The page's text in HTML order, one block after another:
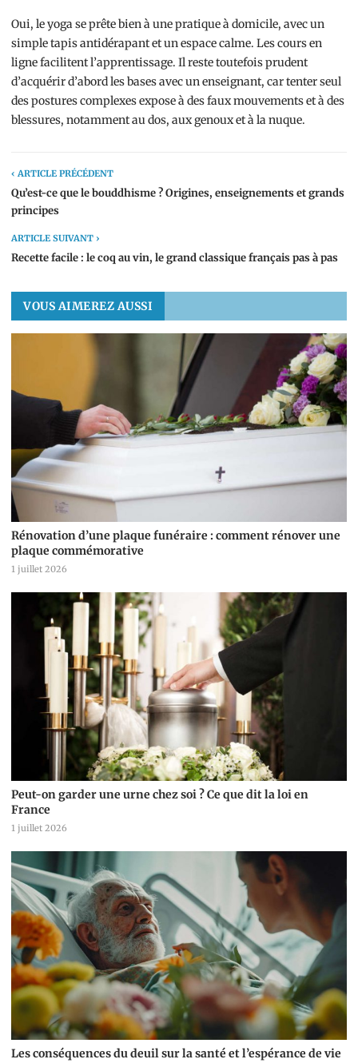
Oui, le yoga se prête bien à une pratique à domicile, avec un
simple tapis antidérapant et un espace calme. Les cours en
ligne facilitent l’apprentissage. Il reste toutefois prudent
d’acquérir d’abord les bases avec un enseignant, car tenter seul
des postures complexes expose à des faux mouvements et à des
blessures, notamment au dos, aux genoux et à la nuque.
‹ ARTICLE PRÉCÉDENT
Qu’est-ce que le bouddhisme ? Origines, enseignements et grands
principes
ARTICLE SUIVANT ›
Recette facile : le coq au vin, le grand classique français pas à pas
VOUS AIMEREZ AUSSI
Rénovation d’une plaque funéraire : comment rénover une
plaque commémorative
1 juillet 2026
Peut-on garder une urne chez soi ? Ce que dit la loi en
France
1 juillet 2026
Les conséquences du deuil sur la santé et l’espérance de vie